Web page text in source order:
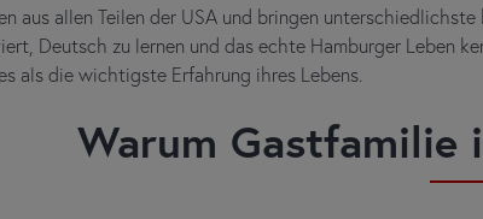
aus allen Teilen der USA und bringen
Deutsch zu lernen und das echte Hamburger Leben
als die wichtigste Erfahrung ihres Lebens.
Warum Gastfamilie